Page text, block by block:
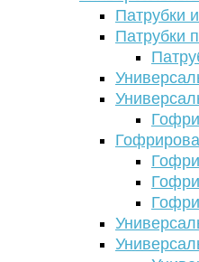
Патрубки
Патрубки